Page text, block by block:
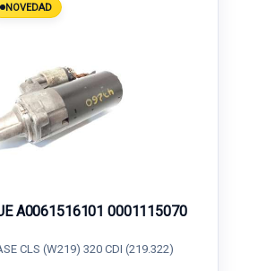
NOVEDAD
A0061516101 0001115070
CLS (W219) 320 CDI (219.322)